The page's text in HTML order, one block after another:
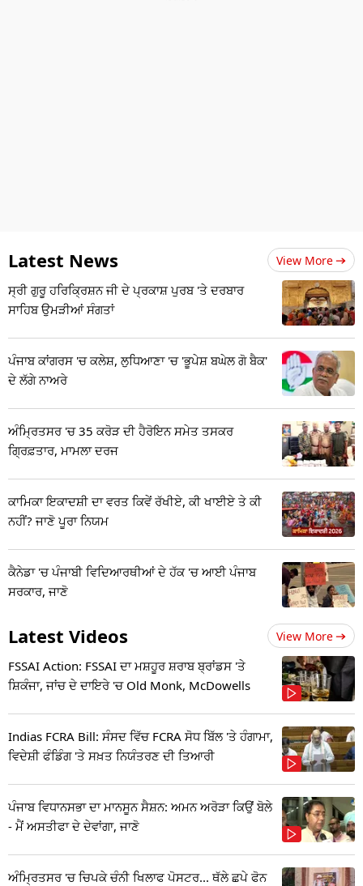
Latest News View More
ਸ੍ਰੀ ਗੁਰੂ ਹਰਿਕ੍ਰਿਸ਼ਨ ਜੀ ਦੇ ਪ੍ਰਕਾਸ਼ ਪੁਰਬ 'ਤੇ ਦਰਬਾਰ
ਸਾਹਿਬ ਉਮੜੀਆਂ ਸੰਗਤਾਂ
ਪੰਜਾਬ ਕਾਂਗਰਸ 'ਚ ਕਲੇਸ਼, ਲੁਧਿਆਣਾ 'ਚ 'ਭੂਪੇਸ਼ ਬਘੇਲ ਗੋ ਬੈਕ'
ਦੇ ਲੱਗੇ ਨਾਅਰੇ
ਅੰਮ੍ਰਿਤਸਰ 'ਚ 35 ਕਰੋੜ ਦੀ ਹੈਰੋਇਨ ਸਮੇਤ ਤਸਕਰ
ਗ੍ਰਿਫ਼ਤਾਰ, ਮਾਮਲਾ ਦਰਜ
ਕਾਮਿਕਾ ਇਕਾਦਸ਼ੀ ਦਾ ਵਰਤ ਕਿਵੇਂ ਰੱਖੀਏ, ਕੀ ਖਾਈਏ ਤੇ ਕੀ
ਨਹੀਂ? ਜਾਣੋ ਪੂਰਾ ਨਿਯਮ
ਕੈਨੇਡਾ 'ਚ ਪੰਜਾਬੀ ਵਿਦਿਆਰਥੀਆਂ ਦੇ ਹੱਕ 'ਚ ਆਈ ਪੰਜਾਬ
ਸਰਕਾਰ, ਜਾਣੋ
Latest Videos View More
FSSAI Action: FSSAI ਦਾ ਮਸ਼ਹੂਰ ਸ਼ਰਾਬ ਬ੍ਰਾਂਡਸ 'ਤੇ
ਸ਼ਿਕੰਜਾ, ਜਾਂਚ ਦੇ ਦਾਇਰੇ 'ਚ Old Monk, McDowells
Indias FCRA Bill: ਸੰਸਦ ਵਿੱਚ FCRA ਸੋਧ ਬਿੱਲ 'ਤੇ ਹੰਗਾਮਾ,
ਵਿਦੇਸ਼ੀ ਫੰਡਿੰਗ 'ਤੇ ਸਖ਼ਤ ਨਿਯੰਤਰਣ ਦੀ ਤਿਆਰੀ
ਪੰਜਾਬ ਵਿਧਾਨਸਭਾ ਦਾ ਮਾਨਸੂਨ ਸੈਸ਼ਨ: ਅਮਨ ਅਰੋੜਾ ਕਿਉਂ ਬੋਲੇ
- ਮੈਂ ਅਸਤੀਫਾ ਦੇ ਦੇਵਾਂਗਾ, ਜਾਣੋ
ਅੰਮ੍ਰਿਤਸਰ 'ਚ ਚਿਪਕੇ ਚੰਨੀ ਖਿਲਾਫ ਪੋਸਟਰ... ਥੱਲੇ ਛਪੇ ਫੋਨ